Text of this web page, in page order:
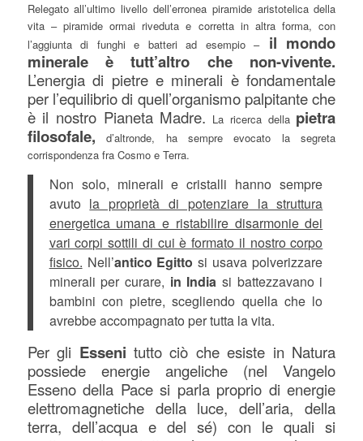
Relegato all’ultimo livello dell’erronea piramide aristotelica della
vita – piramide ormai riveduta e corretta in altra forma, con
l’aggiunta di funghi e batteri ad esempio –il mondo
minerale è tutt’altro che non-vivente.
L’energia di pietre e minerali è fondamentale
per l’equilibrio di quell’organismo palpitante che
è il nostro Pianeta Madre. La ricerca della pietra
filosofale, d’altronde, ha sempre evocato la segreta
corrispondenza fra Cosmo e Terra.
Non solo, minerali e cristalli hanno sempre
avuto la proprietà di potenziare la struttura
energetica umana e ristabilire disarmonie dei
vari corpi sottili di cui è formato il nostro corpo
fisico. Nell’antico Egitto si usava polverizzare
minerali per curare, in India si battezzavano i
bambini con pietre, scegliendo quella che lo
avrebbe accompagnato per tutta la vita.
Per gli Esseni tutto ciò che esiste in Natura
possiede energie angeliche (nel Vangelo
Esseno della Pace si parla proprio di energie
elettromagnetiche della luce, dell’aria, della
terra, dell’acqua e del sé) con le quali si